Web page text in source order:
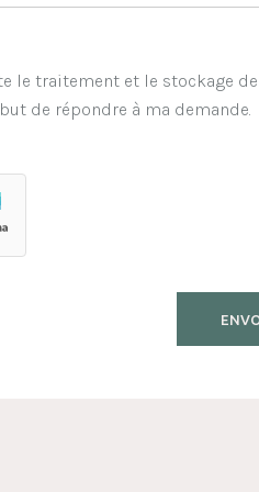
le traitement et le stockage
de répondre à ma demande.